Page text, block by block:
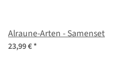
Alraune-Arten - Samenset
23,99 €*